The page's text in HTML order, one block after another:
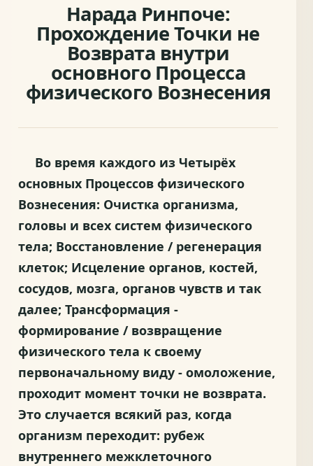
Нарада Ринпоче:
Прохождение Точки не
Возврата внутри
основного Процесса
физического Вознесения
Во время каждого из Четырёх
основных Процессов физического
Вознесения: Очистка организма,
головы и всех систем физического
тела; Восстановление / регенерация
клеток; Исцеление органов, костей,
сосудов, мозга, органов чувств и так
далее; Трансформация -
формирование / возвращение
физического тела к своему
первоначальному виду - омоложение,
проходит момент точки не возврата.
Это случается всякий раз, когда
организм переходит: рубеж
внутреннего межклеточного